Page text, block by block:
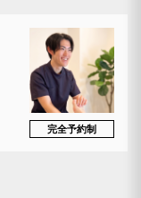
完全予約制